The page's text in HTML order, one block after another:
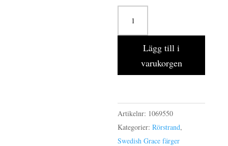
GRACE
DIMMA
Lägg till i
varukorgen
Artikelnr: 1069550
Kategorier:Rörstrand,
Swedish Grace färger